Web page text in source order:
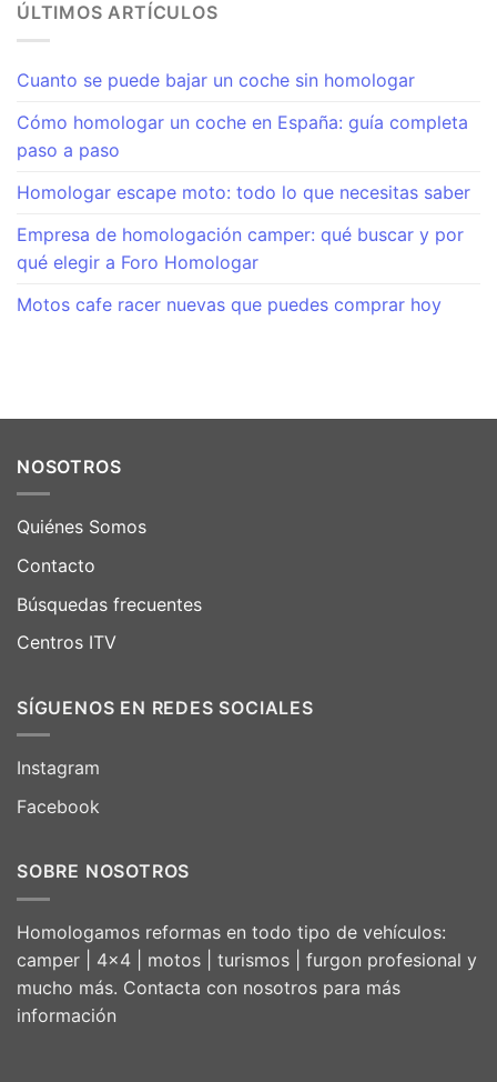
ÚLTIMOS ARTÍCULOS
Cuanto se puede bajar un coche sin homologar
Cómo homologar un coche en España: guía completa
paso a paso
Homologar escape moto: todo lo que necesitas saber
Empresa de homologación camper: qué buscar y por
qué elegir a Foro Homologar
Motos cafe racer nuevas que puedes comprar hoy
NOSOTROS
Quiénes Somos
Contacto
Búsquedas frecuentes
Centros ITV
SÍGUENOS EN REDES SOCIALES
Instagram
Facebook
SOBRE NOSOTROS
Homologamos reformas en todo tipo de vehículos:
camper | 4×4 | motos | turismos | furgon profesional y
mucho más. Contacta con nosotros para más
información